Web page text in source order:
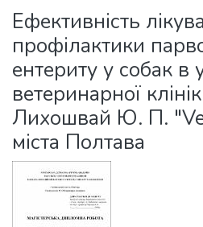
Statistics
Ефективність
профілактики
ентериту у собак в
ветеринарної
Лихошвай Ю. П.
міста Полтава